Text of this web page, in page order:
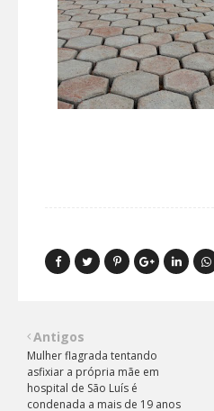
Antigos
Mulher flagrada tentando
asfixiar a própria mãe em
hospital de São Luís é
condenada a mais de 19 anos